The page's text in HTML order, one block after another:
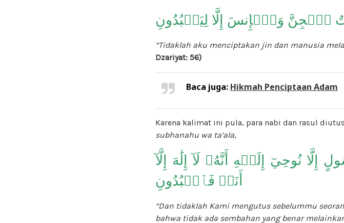
ٱلۡجِنَّ وَٱلۡإِنسَ إِلَّا لِيَعۡبُدُونِ
“Tidaklah aku menciptakan jin dan manusia
Dzariyat: 56)
Baca juga: Hikmah Penciptaan Adam
Karena kalimat ini pula, para nabi dan rasul
subhanahu wa ta’ala,
نُوحِيٓ إِلَيۡهِ أَنَّهُۥ لَآ إِلَٰهَ إِلَّآ
أَنَا۠ فَٱعۡبُدُونِ
“Dan tidaklah Kami mengutus sebelummu
bahwa tidak ada sembahan yang benar